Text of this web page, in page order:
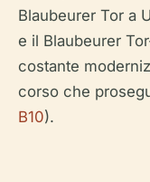
Blaubeurer Tor a
e il Blaubeurer
costante
corso che
B10).